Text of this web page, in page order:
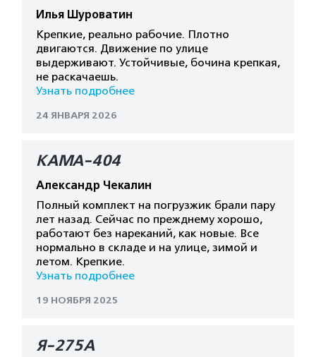
Илья Шуроватин
Крепкие, реально рабочие. Плотно
двигаются. Движение по улице
выдерживают. Устойчивые, бочина крепкая,
не раскачаешь.
Узнать подробнее
24 ЯНВАРЯ 2026
КАМА-404
Александр Чекалин
Полный комплект на погрузжик брали пару
лет назад. Сейчас по прежднему хорошо,
работают без нареканий, как новые. Все
нормально в складе и на улице, зимой и
летом. Крепкие.
Узнать подробнее
19 НОЯБРЯ 2025
Я-275А